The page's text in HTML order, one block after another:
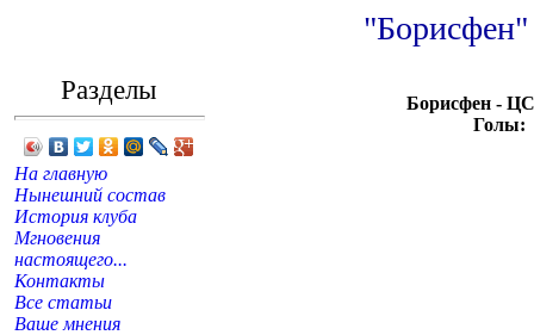
Разделы
На главную
Нынешний состав
История клуба
Мгновения
настоящего...
Контакты
Все статьи
Ваше мнения
Борисфен -
Голы: